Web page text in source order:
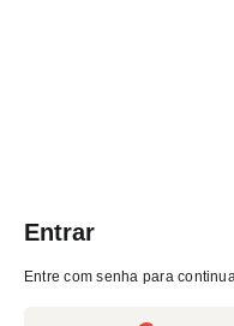
Entrar
Entre com senha para